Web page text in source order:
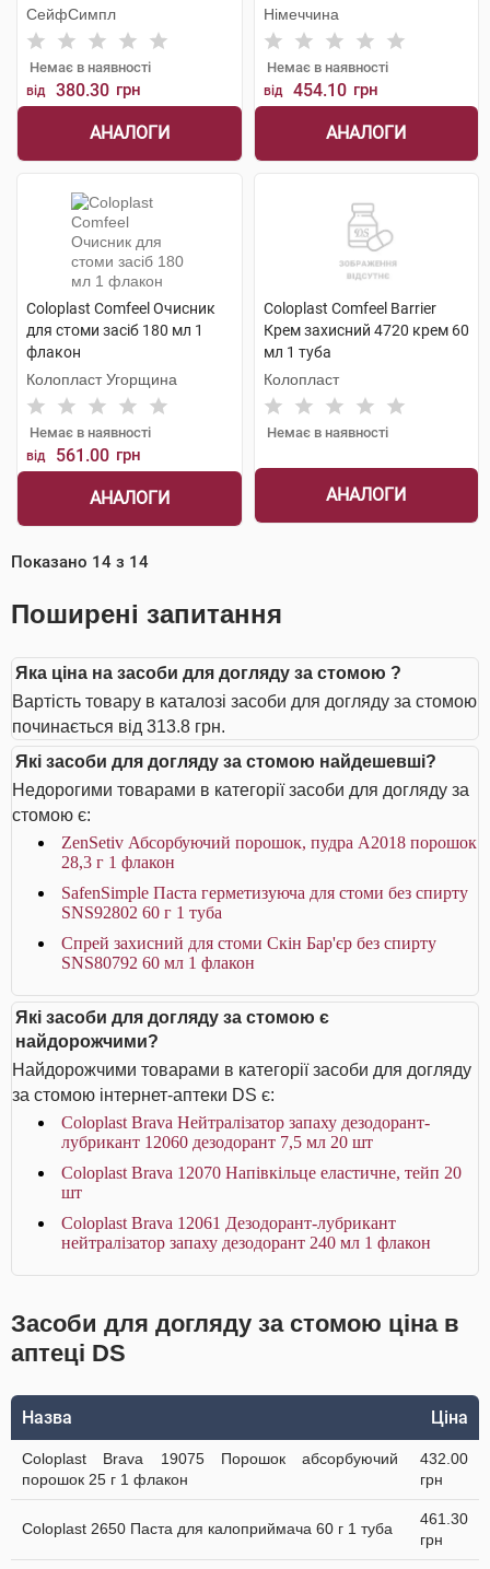
СейфСимпл
Немає в наявності
від 380.30 грн
АНАЛОГИ
флакон
Німеччина
Немає в наявності
від 454.10 грн
АНАЛОГИ
Coloplast Comfeel Очисник
для стоми засіб 180 мл 1
флакон
Колопласт Угорщина
Немає в наявності
від 561.00 грн
АНАЛОГИ
Coloplast Comfeel Barrier
Крем захисний 4720 крем 60
мл 1 туба
Колопласт
Немає в наявності
АНАЛОГИ
Показано 14 з 14
Поширені запитання
Яка ціна на засоби для догляду за стомою ?
Вартість товару в каталозі засоби для догляду за стомою
починається від 313.8 грн.
Які засоби для догляду за стомою найдешевші?
Недорогими товарами в категорії засоби для догляду за
стомою є:
ZenSetiv Абсорбуючий порошок, пудра A2018 порошок
28,3 г 1 флакон
SafenSimple Паста герметизуюча для стоми без спирту
SNS92802 60 г 1 туба
Спрей захисний для стоми Скін Бар'єр без спирту
SNS80792 60 мл 1 флакон
Які засоби для догляду за стомою є
найдорожчими?
Найдорожчими товарами в категорії засоби для догляду
за стомою інтернет-аптеки DS є:
Coloplast Brava Нейтралізатор запаху дезодорант-
лубрикант 12060 дезодорант 7,5 мл 20 шт
Coloplast Brava 12070 Напівкільце еластичне, тейп 20
шт
Coloplast Brava 12061 Дезодорант-лубрикант
нейтралізатор запаху дезодорант 240 мл 1 флакон
Засоби для догляду за стомою ціна в
аптеці DS
Назва Ціна
Coloplast Brava 19075 Порошок абсорбуючий
порошок 25 г 1 флакон
432.00
грн
Coloplast 2650 Паста для калоприймача 60 г 1 туба
461.30
грн